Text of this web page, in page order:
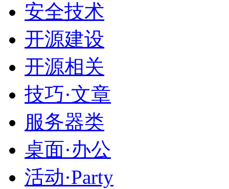
安全技术
开源建设
开源相关
技巧·文章
服务器类
桌面·办公
活动·Party